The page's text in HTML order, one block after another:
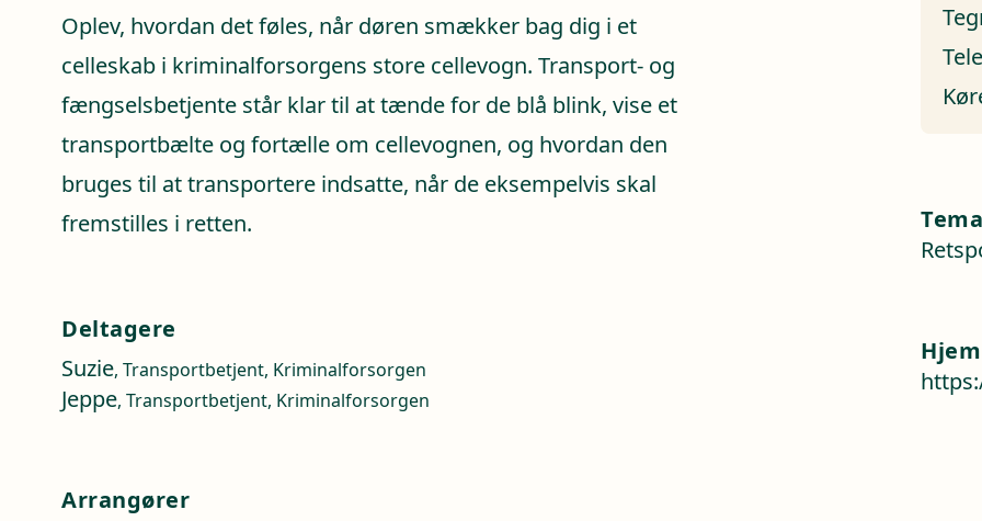
Oplev, hvordan det føles, når døren smækker bag dig i et
celleskab i kriminalforsorgens store cellevogn. Transport- og
fængselsbetjente står klar til at tænde for de blå blink, vise et
transportbælte og fortælle om cellevognen, og hvordan den
bruges til at transportere indsatte, når de eksempelvis skal
fremstilles i retten.
Deltagere
Suzie, Transportbetjent, Kriminalforsorgen
Jeppe, Transportbetjent, Kriminalforsorgen
Arrangører
Tema